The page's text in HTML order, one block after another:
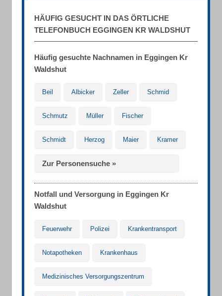
HÄUFIG GESUCHT IN DAS ÖRTLICHE
TELEFONBUCH EGGINGEN KR WALDSHUT
Häufig gesuchte Nachnamen in Eggingen Kr
Waldshut
Beil Albicker Zeller Schmid
Schmutz Müller Fischer
Schmidt Herzog Maier Kramer
Zur Personensuche »
Notfall und Versorgung in Eggingen Kr
Waldshut
Feuerwehr Polizei Krankentransport
Notapotheken Krankenhaus
Medizinisches Versorgungszentrum